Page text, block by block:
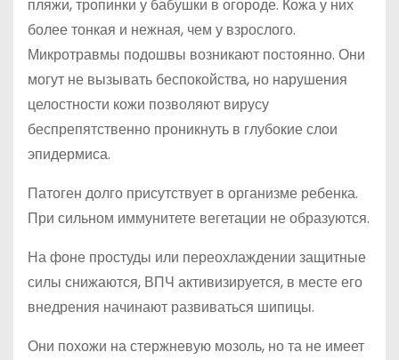
пляжи, тропинки у бабушки в огороде. Кожа у них
более тонкая и нежная, чем у взрослого.
Микротравмы подошвы возникают постоянно. Они
могут не вызывать беспокойства, но нарушения
целостности кожи позволяют вирусу
беспрепятственно проникнуть в глубокие слои
эпидермиса.
Патоген долго присутствует в организме ребенка.
При сильном иммунитете вегетации не образуются.
На фоне простуды или переохлаждении защитные
силы снижаются, ВПЧ активизируется, в месте его
внедрения начинают развиваться шипицы.
Они похожи на стержневую мозоль, но та не имеет